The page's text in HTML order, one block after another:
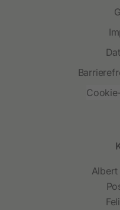
Albert